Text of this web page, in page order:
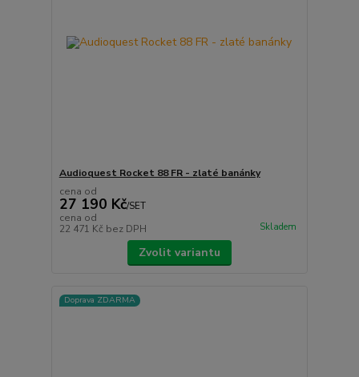
Audioquest Rocket 88 FR - zlaté banánky
cena od
27 190 Kč/SET
cena od
22 471 Kč bez DPH Skladem
Zvolit variantu
Doprava ZDARMA